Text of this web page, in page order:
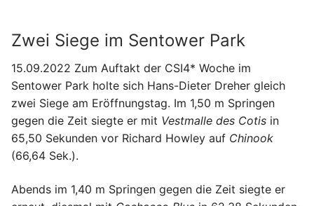
Zwei Siege im Sentower Park
15.09.2022 Zum Auftakt der CSI4* Woche im
Sentower Park holte sich Hans-Dieter Dreher gleich
zwei Siege am Eröffnungstag. Im 1,50 m Springen
gegen die Zeit siegte er mit Vestmalle des Cotis in
65,50 Sekunden vor Richard Howley auf Chinook
(66,64 Sek.).
Abends im 1,40 m Springen gegen die Zeit siegte er